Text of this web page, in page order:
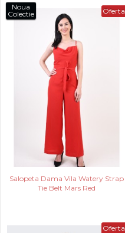
Oferta
Noua
Colectie
Salopeta Dama Vila Watery Strap
Tie Belt Mars Red
Oferta